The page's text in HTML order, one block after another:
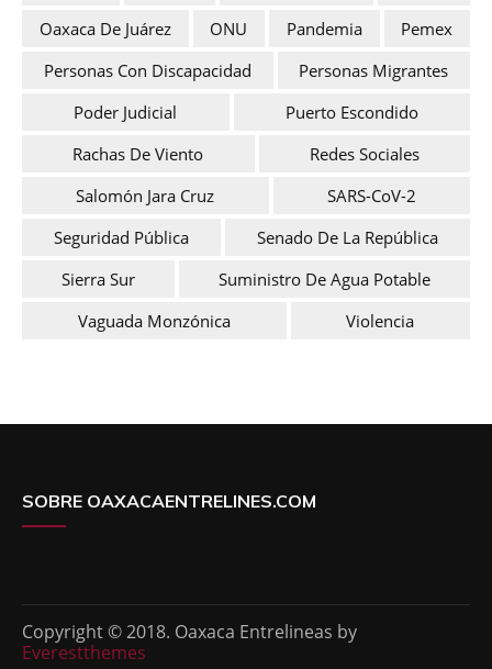
Oaxaca De Juárez
ONU Pandemia
Pemex
Personas Con Discapacidad
Personas Migrantes
Poder Judicial
Puerto Escondido
Rachas De Viento
Redes Sociales
Salomón Jara Cruz
SARS-CoV-2
Seguridad Pública
Senado De La República
Sierra Sur
Suministro De Agua Potable
Vaguada Monzónica
Violencia
SOBRE OAXACAENTRELINES.COM
Copyright © 2018. Oaxaca Entrelineas by
Everestthemes